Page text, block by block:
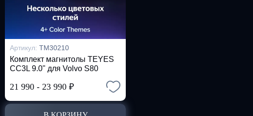
Артикул: TM30210
Комплект магнитолы TEYES
CC3L 9.0" для Volvo S80
21 990 - 23 990 ₽